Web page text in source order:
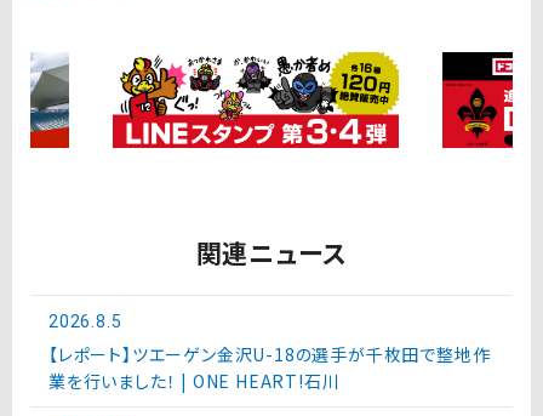
関連ニュース
2026.8.5
【レポート】ツエーゲン金沢U-18の選手が千枚田で整地作
業を行いました！ | ONE HEART!石川